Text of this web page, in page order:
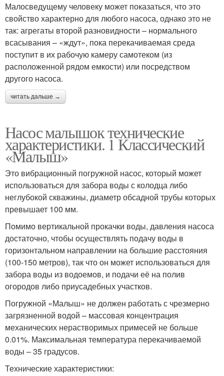
Малосведущему человеку может показаться, что это
свойство характерно для любого насоса, однако это не
так: агрегаты второй разновидности – нормального
всасывания – «ждут», пока перекачиваемая среда
поступит в их рабочую камеру самотеком (из
расположенной рядом емкости) или посредством
другого насоса.
читать дальше →
Насос малышок технические
характеристики. 1 Классический
«Малыш»
Это вибрационный погружной насос, который может
использоваться для забора воды с колодца либо
неглубокой скважины, диаметр обсадной трубы которых
превышает 100 мм.
Помимо вертикальной прокачки воды, давления насоса
достаточно, чтобы осуществлять подачу воды в
горизонтальном направлении на большие расстояния
(100-150 метров), так что он может использоваться для
забора воды из водоемов, и подачи её на полив
огородов либо приусадебных участков.
Погружной «Малыш» не должен работать с чрезмерно
загрязненной водой – массовая концентрация
механических нерастворимых примесей не больше
0.01%. Максимальная температура перекачиваемой
воды – 35 градусов.
Технические характеристики: